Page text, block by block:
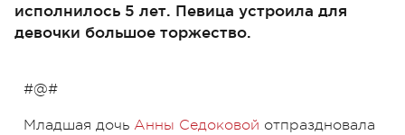
исполнилось 5 лет. Певица устроила для
девочки большое торжество.
#@#
Младшая дочь Анны Седоковой отпраздновала